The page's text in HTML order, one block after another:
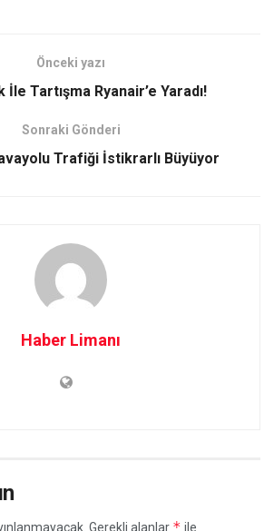
Önceki yazı
İle Tartışma Ryanair’e Yaradı!
Sonraki Gönderi
Trafiği İstikrarlı Büyüyor
Haber Limanı
Gerekli alanlar * ile